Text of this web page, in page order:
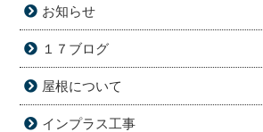
お知らせ
１７ブログ
屋根について
インプラス工事